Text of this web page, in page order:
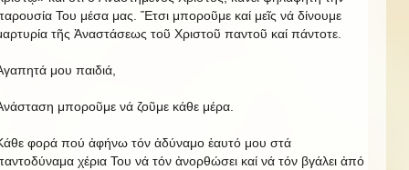
Του μέσα μας. Ἔτσι μποροῦμε καί μεῖς νά δίνουμε
τῆς Ἀναστάσεως τοῦ Χριστοῦ παντοῦ καί πάντοτε.
μου παιδιά,
μποροῦμε νά ζοῦμε κάθε μέρα.
φορά πού ἀφήνω τόν ἀδύναμο ἑαυτό μου στά
χέρια Του νά τόν ἀνορθώσει καί νά τόν βγάλει ἀπό